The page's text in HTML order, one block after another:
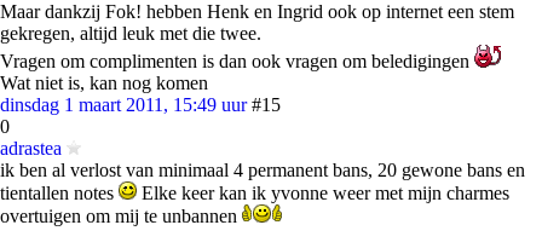
Maar dankzij Fok! hebben Henk en Ingrid ook op internet een stem
gekregen, altijd leuk met die twee.
Vragen om complimenten is dan ook vragen om beledigingen
Wat niet is, kan nog komen
dinsdag 1 maart 2011, 15:49 uur #15
0
adrastea
ik ben al verlost van minimaal 4 permanent bans, 20 gewone bans en
tientallen notes
Elke keer kan ik yvonne weer met mijn charmes
overtuigen om mij te unbannen